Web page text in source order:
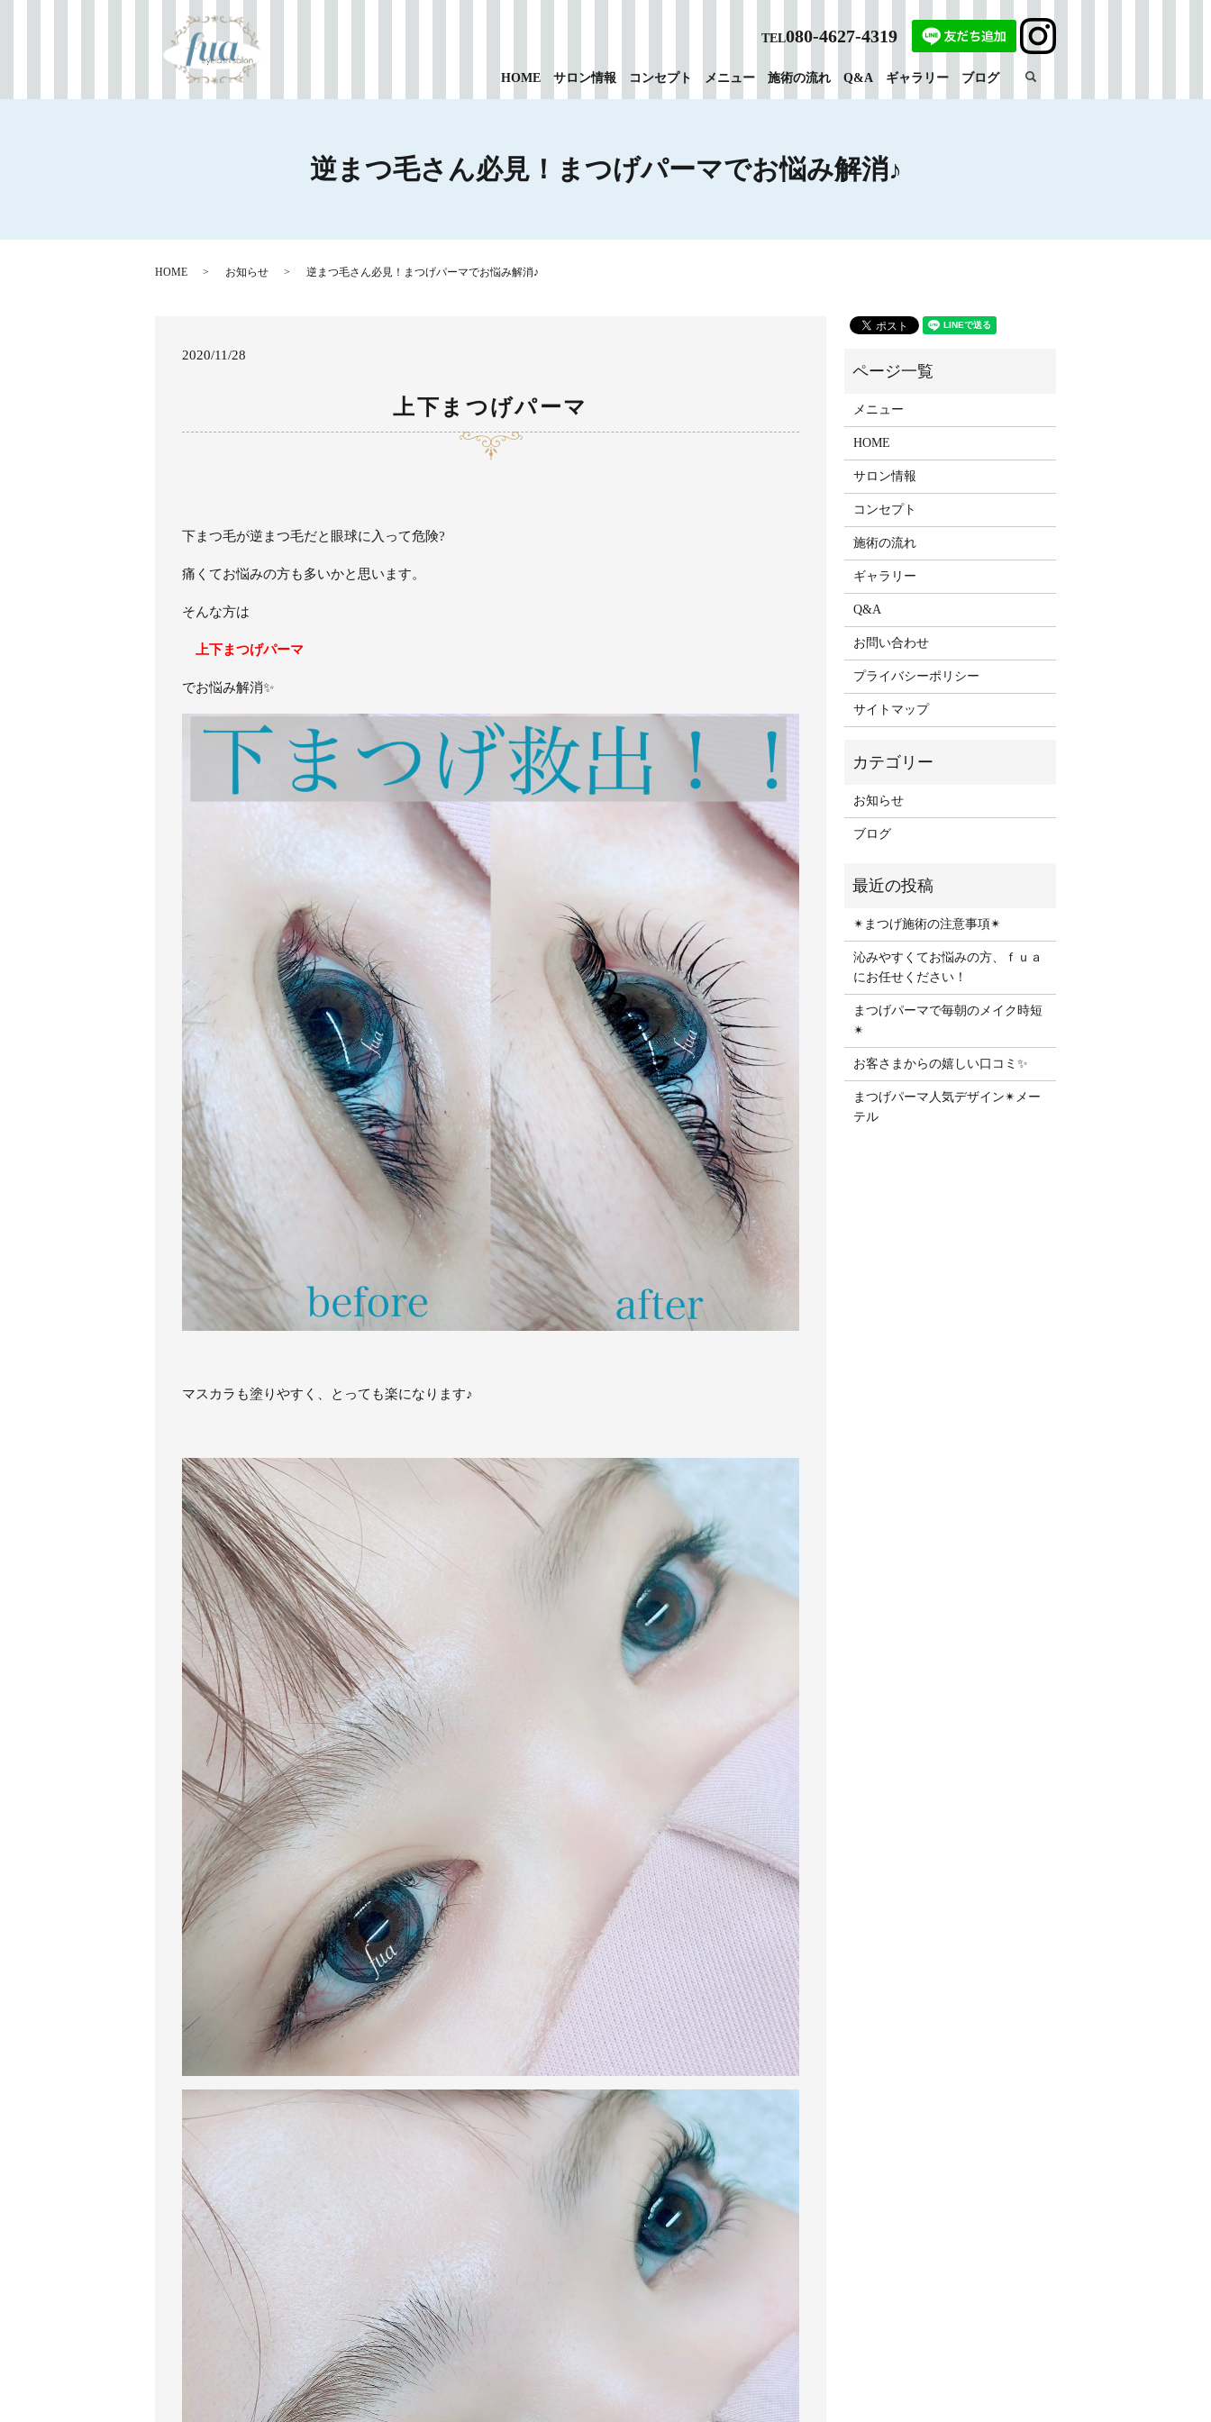
HOME サロン情報 コンセプト メニュー 施術の流れ Q&A ギャラリー ブログ search
TEL080-4627-4319
逆まつ毛さん必見！まつげパーマでお悩み解消♪
HOME お知らせ 逆まつ毛さん必見！まつげパーマでお悩み解消♪
2020/11/28
上下まつげパーマ
下まつ毛が逆まつ毛だと眼球に入って危険?
痛くてお悩みの方も多いかと思います。
そんな方は
上下まつげパーマ
でお悩み解消✨
マスカラも塗りやすく、とっても楽になります♪
メニュー
HOME
サロン情報
コンセプト
施術の流れ
ギャラリー
Q&A
お問い合わせ
プライバシーポリシー
サイトマップ
お知らせ
ブログ
✴︎まつげ施術の注意事項✴︎
沁みやすくてお悩みの方、ｆｕａ
にお任せください！
まつげパーマで毎朝のメイク時短
✴︎
お客さまからの嬉しい口コミ✨
まつげパーマ人気デザイン✴︎メー
テル